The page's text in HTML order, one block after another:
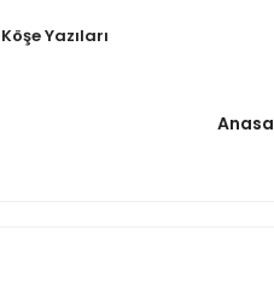
Köşe Yazıları